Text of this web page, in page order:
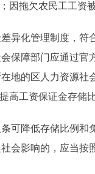
因拖欠农民工工资
管理制度，符合
保障部门应通过
地的区人力资源
高工资保证金存储
低存储比例和免
会影响的，应当按